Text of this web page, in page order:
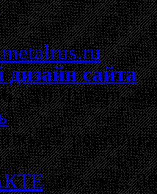
сайта
:20 Январь
мы решили
моб.тел.: